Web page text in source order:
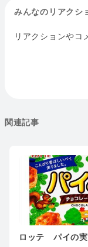
みんなのリアクシ
リアクションやコ
関連記事
ロッテ パイの実